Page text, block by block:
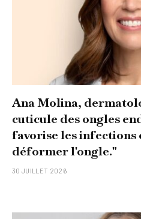
Ana Molina,
cuticule des ongles
favorise les
déformer l'ongle."
30 JUILLET 2026